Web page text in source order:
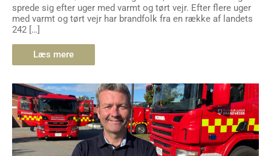
sprede sig efter uger med varmt og tørt vejr. Efter flere uger
med varmt og tørt vejr har brandfolk fra en række af landets
242 […]
Læs mere